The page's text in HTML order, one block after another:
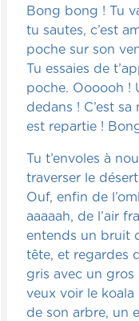
Bong bong ! Tu
tu sautes, c’est
poche sur son
Tu essaies de
poche. Oooooh !
dedans ! C’est
est repartie !
Tu t’envoles à
traverser le
Ouf, enfin de
aaaaah, de l’air
entends un bruit
tête, et regardes
gris avec un gros
veux voir le koala
de son arbre, un